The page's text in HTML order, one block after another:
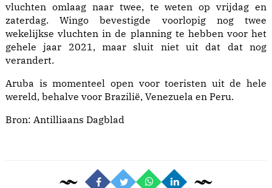
vluchten omlaag naar twee, te weten op vrijdag en
zaterdag. Wingo bevestigde voorlopig nog twee
wekelijkse vluchten in de planning te hebben voor het
gehele jaar 2021, maar sluit niet uit dat dat nog
verandert.
Aruba is momenteel open voor toeristen uit de hele
wereld, behalve voor Brazilië, Venezuela en Peru.
Bron: Antilliaans Dagblad